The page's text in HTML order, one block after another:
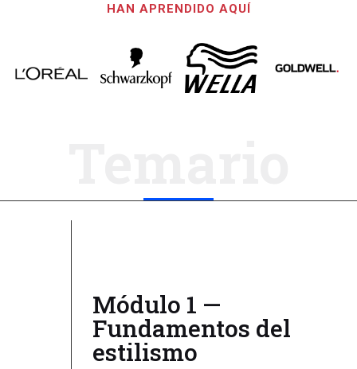
HAN APRENDIDO AQUÍ
Módulo 1 —
Fundamentos del
estilismo